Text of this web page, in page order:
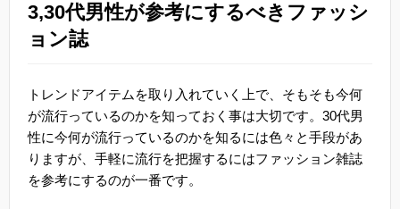
3,30代男性が参考にするべきファッシ
ョン誌
トレンドアイテムを取り入れていく上で、そもそも今何
が流行っているのかを知っておく事は大切です。30代男
性に今何が流行っているのかを知るには色々と手段があ
りますが、手軽に流行を把握するにはファッション雑誌
を参考にするのが一番です。